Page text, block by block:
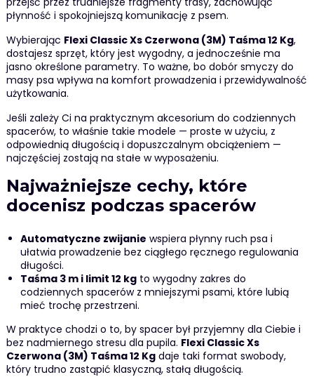
płynność i spokojniejszą komunikację z psem.
Wybierając Flexi Classic Xs Czerwona (3M) Taśma 12 Kg,
dostajesz sprzęt, który jest wygodny, a jednocześnie ma
jasno określone parametry. To ważne, bo dobór smyczy do
masy psa wpływa na komfort prowadzenia i przewidywalność
użytkowania.
Jeśli zależy Ci na praktycznym akcesorium do codziennych
spacerów, to właśnie takie modele — proste w użyciu, z
odpowiednią długością i dopuszczalnym obciążeniem —
najczęściej zostają na stałe w wyposażeniu.
Najważniejsze cechy, które
docenisz podczas spacerów
Automatyczne zwijanie wspiera płynny ruch psa i
ułatwia prowadzenie bez ciągłego ręcznego regulowania
długości.
Taśma 3 m i limit 12 kgto wygodny zakres do
codziennych spacerów z mniejszymi psami, które lubią
mieć trochę przestrzeni.
W praktyce chodzi o to, by spacer był przyjemny dla Ciebie i
bez nadmiernego stresu dla pupila. Flexi Classic Xs
Czerwona (3M) Taśma 12 Kgdaje taki format swobody,
który trudno zastąpić klasyczną, stałą długością.